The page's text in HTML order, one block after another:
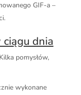
GIF-a –
dnia
pomysłów,
wykonane